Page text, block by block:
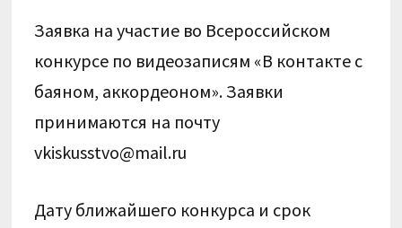
Заявка на участие во Всероссийском
конкурсе по видеозаписям «В контакте с
баяном, аккордеоном». Заявки
принимаются на почту
vkiskusstvo@mail.ru
Дату ближайшего конкурса и срок